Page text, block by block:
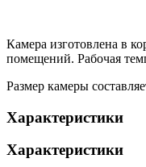
Камера изготовлена в
помещений. Рабочая
Размер камеры
Характеристики
Характеристики